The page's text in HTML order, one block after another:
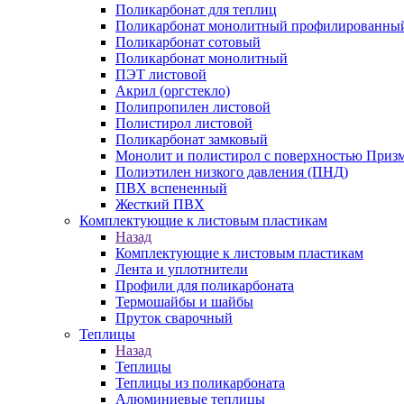
Поликарбонат для теплиц
Поликарбонат монолитный
Поликарбонат сотовый
Поликарбонат монолитный
ПЭТ листовой
Акрил (оргстекло)
Полипропилен листовой
Полистирол листовой
Поликарбонат замковый
Монолит и полистирол с поверхностью
Полиэтилен низкого давления (ПНД)
ПВХ вспененный
Жесткий ПВХ
Комплектующие к листовым пластикам
Назад
Комплектующие к листовым пластикам
Лента и уплотнители
Профили для поликарбоната
Термошайбы и шайбы
Пруток сварочный
Теплицы
Назад
Теплицы
Теплицы из поликарбоната
Алюминиевые теплицы